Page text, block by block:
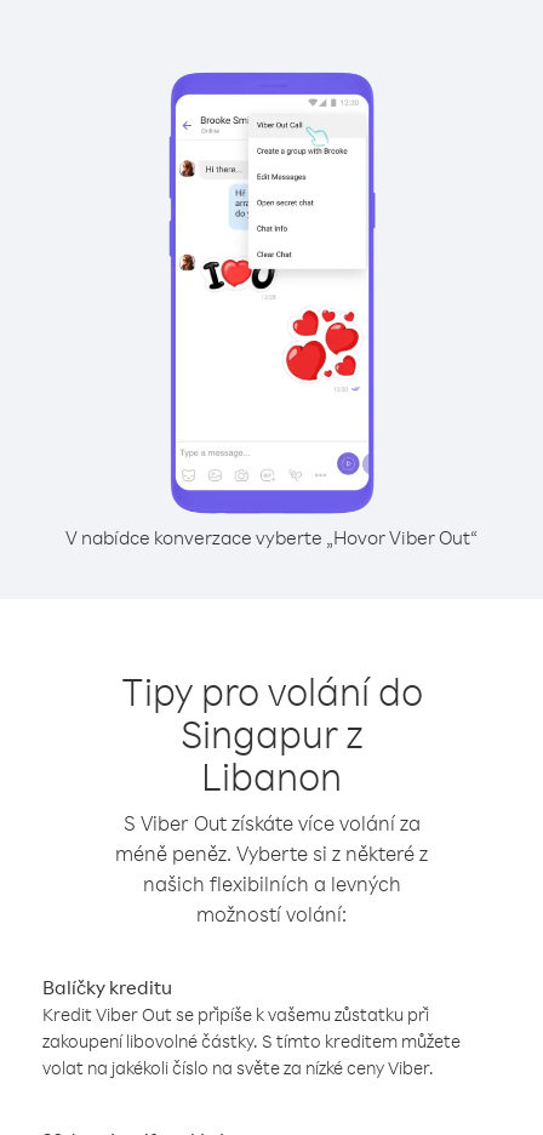
V nabídce konverzace vyberte „Hovor Viber Out“
Tipy pro volání do
Singapur z
Libanon
S Viber Out získáte více volání za
méně peněz. Vyberte si z některé z
našich flexibilních a levných
možností volání:
Balíčky kreditu
Kredit Viber Out se připíše k vašemu zůstatku při
zakoupení libovolné částky. S tímto kreditem můžete
volat na jakékoli číslo na světe za nízké ceny Viber.